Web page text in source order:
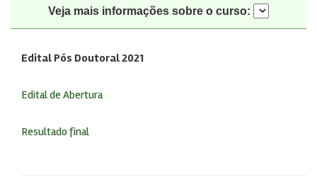
Veja mais informações sobre o curso:
Edital Pós Doutoral 2021
Edital de Abertura
Resultado final